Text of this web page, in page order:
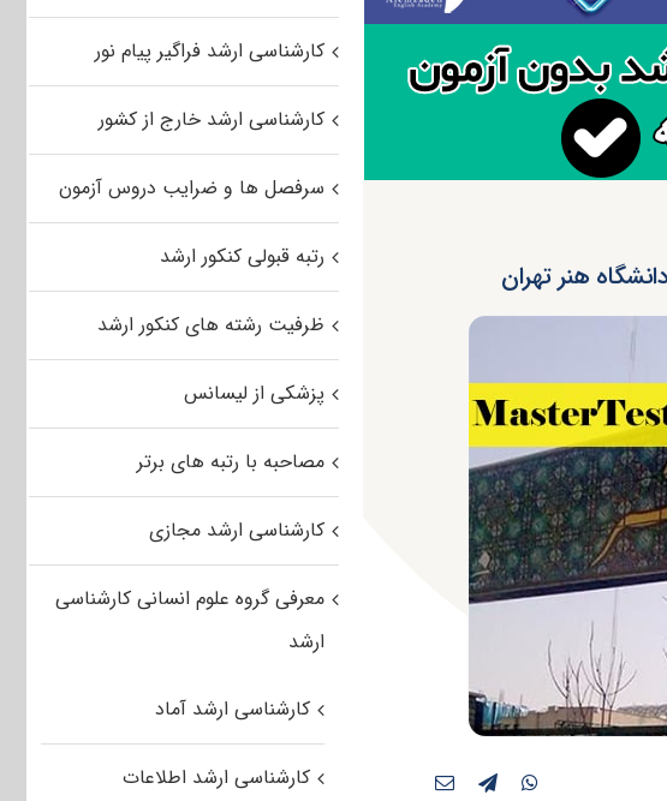
کارشناسی ارشد فراگیر پیام نور
کارشناسی ارشد خارج از کشور
سرفصل ها و ضرایب دروس آزمون
رتبه قبولی کنکور ارشد
ظرفیت رشته های کنکور ارشد
پزشکی از لیسانس
مصاحبه با رتبه های برتر
کارشناسی ارشد مجازی
معرفی گروه علوم انسانی کارشناسی
ارشد
کارشناسی ارشد آماد
کارشناسی ارشد اطلاعات